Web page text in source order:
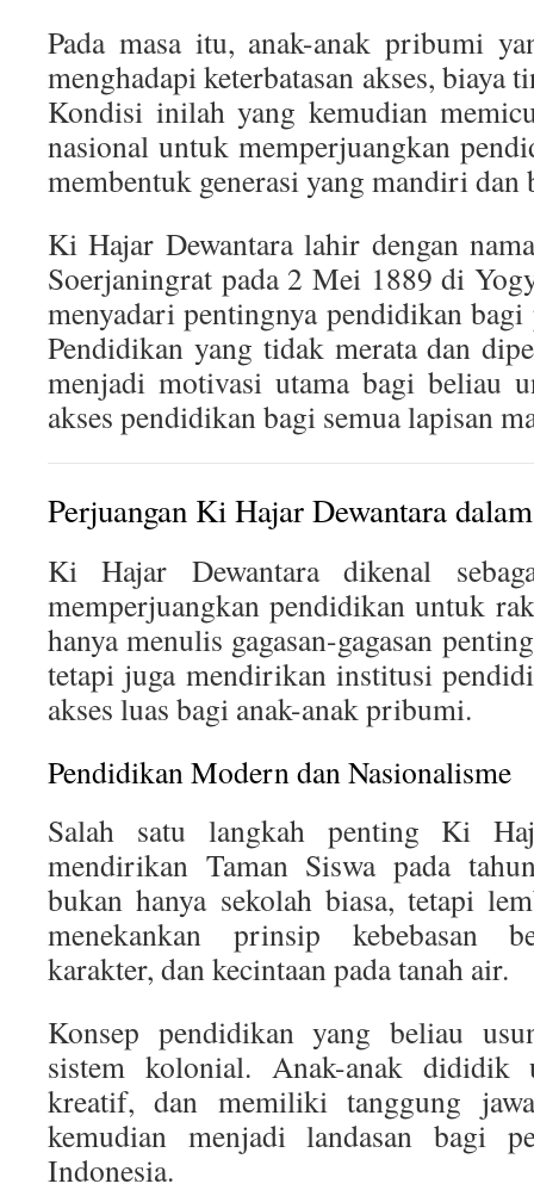
Pada masa itu, anak-anak pribumi
menghadapi keterbatasan akses,
Kondisi inilah yang kemudian
nasional untuk memperjuangkan
membentuk generasi yang mandiri dan
Ki Hajar Dewantara lahir dengan
Soerjaningrat pada 2 Mei 1889 di
menyadari pentingnya pendidikan bagi
Pendidikan yang tidak merata dan
menjadi motivasi utama bagi beliau
akses pendidikan bagi semua lapisan
Perjuangan Ki Hajar Dewantara
Ki Hajar Dewantara dikenal
memperjuangkan pendidikan untuk
hanya menulis gagasan-gagasan
tetapi juga mendirikan institusi
akses luas bagi anak-anak pribumi.
Pendidikan Modern dan Nasionalisme
Salah satu langkah penting Ki
mendirikan Taman Siswa pada
bukan hanya sekolah biasa, tetapi
menekankan prinsip kebebasan
karakter, dan kecintaan pada tanah air.
Konsep pendidikan yang beliau
sistem kolonial. Anak-anak
kreatif, dan memiliki tanggung
kemudian menjadi landasan bagi
Indonesia.